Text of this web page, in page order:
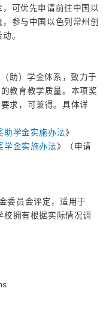
可优先申请前往中国以
参与中国以色列常州创
。
助）学金体系，致力于
教育教学质量。本项奖
求，可兼得。具体详
助学金实施办法》
学金实施办法》（申请
委员会评定，适用于
拥有根据实际情况调